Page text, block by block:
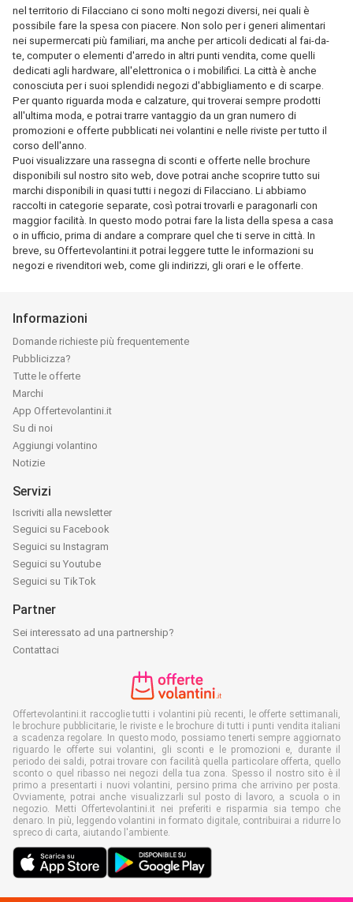
nel territorio di Filacciano ci sono molti negozi diversi, nei quali è
possibile fare la spesa con piacere. Non solo per i generi alimentari
nei supermercati più familiari, ma anche per articoli dedicati al fai-da-
te, computer o elementi d'arredo in altri punti vendita, come quelli
dedicati agli hardware, all'elettronica o i mobilifici. La città è anche
conosciuta per i suoi splendidi negozi d'abbigliamento e di scarpe.
Per quanto riguarda moda e calzature, qui troverai sempre prodotti
all'ultima moda, e potrai trarre vantaggio da un gran numero di
promozioni e offerte pubblicati nei volantini e nelle riviste per tutto il
corso dell'anno.
Puoi visualizzare una rassegna di sconti e offerte nelle brochure
disponibili sul nostro sito web, dove potrai anche scoprire tutto sui
marchi disponibili in quasi tutti i negozi di Filacciano. Li abbiamo
raccolti in categorie separate, così potrai trovarli e paragonarli con
maggior facilità. In questo modo potrai fare la lista della spesa a casa
o in ufficio, prima di andare a comprare quel che ti serve in città. In
breve, su Offertevolantini.it potrai leggere tutte le informazioni su
negozi e rivenditori web, come gli indirizzi, gli orari e le offerte.
Informazioni
Domande richieste più frequentemente
Pubblicizza?
Tutte le offerte
Marchi
App Offertevolantini.it
Su di noi
Aggiungi volantino
Notizie
Servizi
Iscriviti alla newsletter
Seguici su Facebook
Seguici su Instagram
Seguici su Youtube
Seguici su TikTok
Partner
Sei interessato ad una partnership?
Contattaci
Offertevolantini.it raccoglie tutti i volantini più recenti, le offerte settimanali,
le brochure pubblicitarie, le riviste e le brochure di tutti i punti vendita italiani
a scadenza regolare. In questo modo, possiamo tenerti sempre aggiornato
riguardo le offerte sui volantini, gli sconti e le promozioni e, durante il
periodo dei saldi, potrai trovare con facilità quella particolare offerta, quello
sconto o quel ribasso nei negozi della tua zona. Spesso il nostro sito è il
primo a presentarti i nuovi volantini, persino prima che arrivino per posta.
Ovviamente, potrai anche visualizzarli sul posto di lavoro, a scuola o in
negozio. Metti Offertevolantini.it nei preferiti e risparmia sia tempo che
denaro. In più, leggendo volantini in formato digitale, contribuirai a ridurre lo
spreco di carta, aiutando l'ambiente.